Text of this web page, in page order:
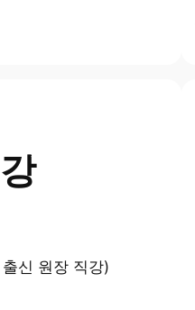
신 원장 직강)